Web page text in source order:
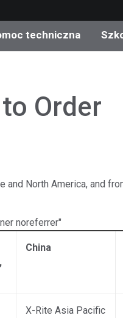
przyrodnicze
użytkowa
Materiały budowlane
techniczna
zasoby
Order
North America, and
noreferrer"
China
X-Rite Asia Pacific